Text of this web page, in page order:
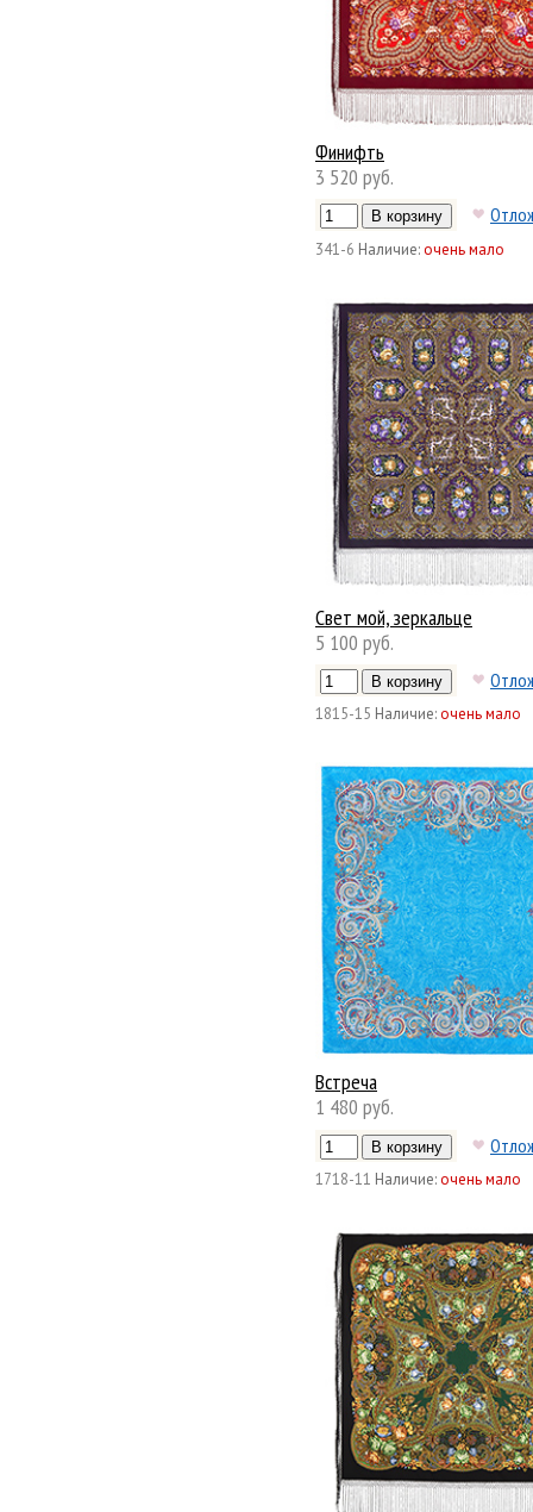
Финифть
3 520 руб.
341-6 Наличие:очень мало
Свет мой, зеркальце
5 100 руб.
1815-15 Наличие:очень мало
Встреча
1 480 руб.
1718-11 Наличие:очень мало